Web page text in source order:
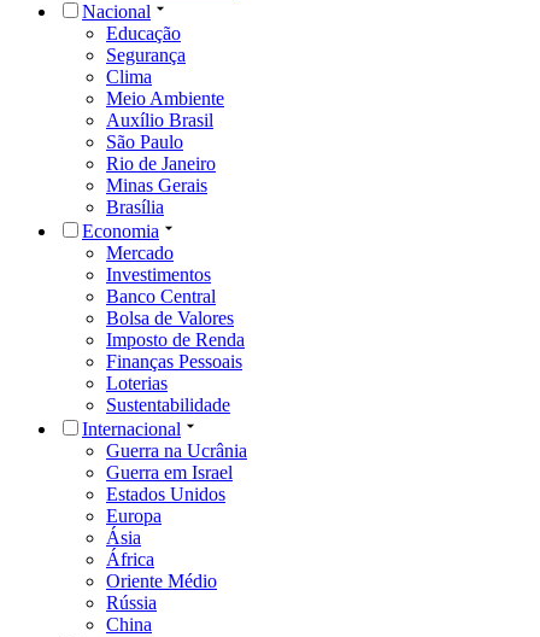
Nacional
Educação
Segurança
Clima
Meio Ambiente
Auxílio Brasil
São Paulo
Rio de Janeiro
Minas Gerais
Brasília
Economia
Mercado
Investimentos
Banco Central
Bolsa de Valores
Imposto de Renda
Finanças Pessoais
Loterias
Sustentabilidade
Internacional
Guerra na Ucrânia
Guerra em Israel
Estados Unidos
Europa
Ásia
África
Oriente Médio
Rússia
China